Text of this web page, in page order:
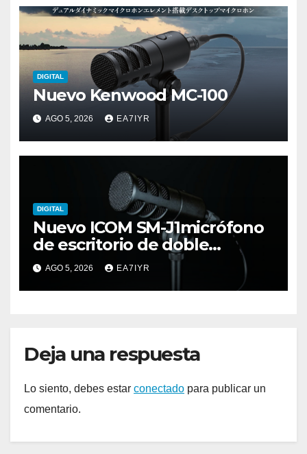
DIGITAL
Nuevo Kenwood MC-100
AGO 5, 2026 EA7IYR
DIGITAL
Nuevo ICOM SM-J1micrófono
de escritorio de doble
elemento premium
AGO 5, 2026 EA7IYR
Deja una respuesta
Lo siento, debes estar conectado para publicar un
comentario.